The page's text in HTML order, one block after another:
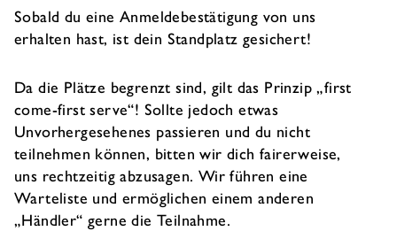
Sobald du eine Anmeldebestätigung von uns
erhalten hast, ist dein Standplatz gesichert!
Da die Plätze begrenzt sind, gilt das Prinzip „first
come-first serve“! Sollte jedoch etwas
Unvorhergesehenes passieren und du nicht
teilnehmen können, bitten wir dich fairerweise,
uns rechtzeitig abzusagen. Wir führen eine
Warteliste und ermöglichen einem anderen
„Händler“ gerne die Teilnahme.